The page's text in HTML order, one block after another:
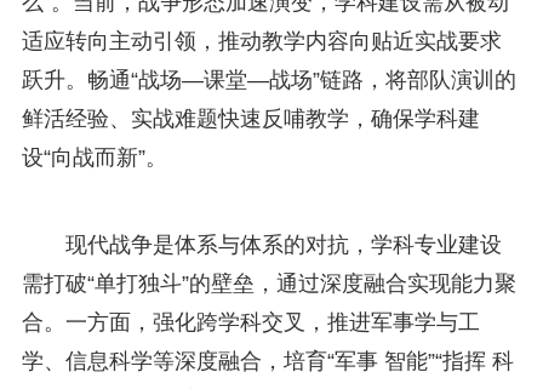
适应转向主动引领，推动教学内容向贴近实战要求
跃升。畅通“战场—课堂—战场”链路，将部队演训的
鲜活经验、实战难题快速反哺教学，确保学科建
设“向战而新”。
现代战争是体系与体系的对抗，学科专业建设
需打破“单打独斗”的壁垒，通过深度融合实现能力聚
合。一方面，强化跨学科交叉，推进军事学与工
学、信息科学等深度融合，培育“军事 智能”“指挥 科